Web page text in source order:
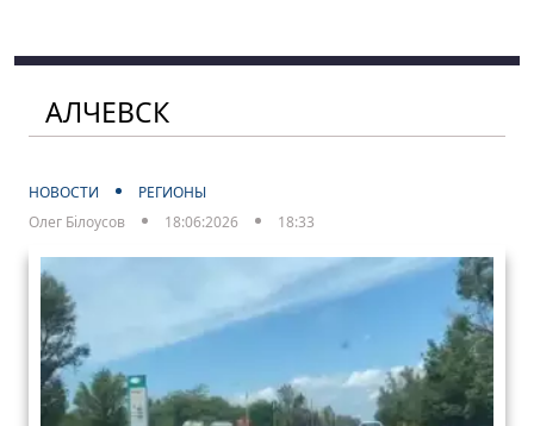
АЛЧЕВСК
НОВОСТИ
РЕГИОНЫ
Олег Білоусов
18:06:2026 18:33